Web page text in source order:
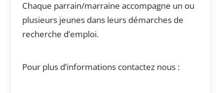
Chaque parrain/marraine accompagne un ou
plusieurs jeunes dans leurs démarches de
recherche d’emploi.
Pour plus d’informations contactez nous :